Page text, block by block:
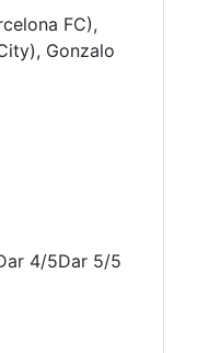
FC),
Gonzalo
4/5Dar 5/5